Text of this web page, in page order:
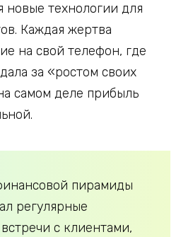
новые технологии для
Каждая жертва
на свой телефон, где
за «ростом своих
самом деле прибыль
пирамиды
регулярные
с клиентами,